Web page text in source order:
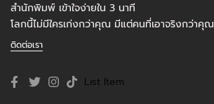
สำนักพิมพ์ เข้าใจง่ายใน 3 นาที
โลกนี้ไม่มีใครเก่งกว่าคุณ มีแต่คนที่เอาจริงกว่าคุณ
ติดต่อเรา
List Item